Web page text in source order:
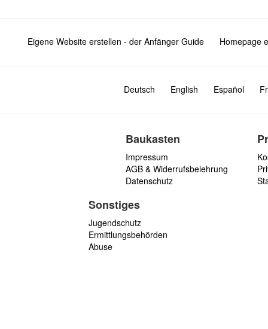
Eigene Website erstellen - der Anfänger Guide Homepage
Deutsch English Español
Baukasten
Impressum
AGB & Widerrufsbelehrung
Datenschutz
Sonstiges
Jugendschutz
Ermittlungsbehörden
Abuse